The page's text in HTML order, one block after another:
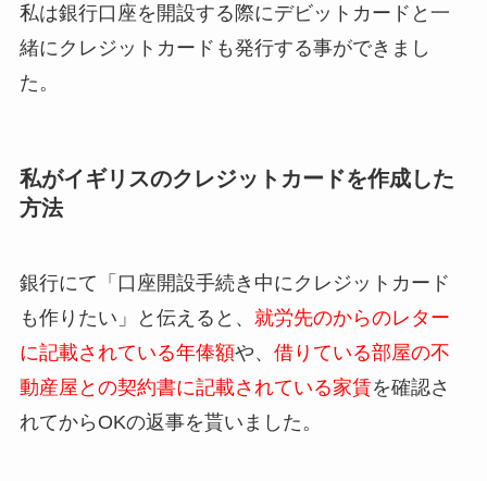
私は銀行口座を開設する際にデビットカードと一
緒にクレジットカードも発行する事ができまし
た。
私がイギリスのクレジットカードを作成した
方法
銀行にて「口座開設手続き中にクレジットカード
も作りたい」と伝えると、 就労先のからのレター
に記載されている年俸額や、 借りている部屋の不
動産屋との契約書に記載されている家賃を確認さ
れてからOKの返事を貰いました。